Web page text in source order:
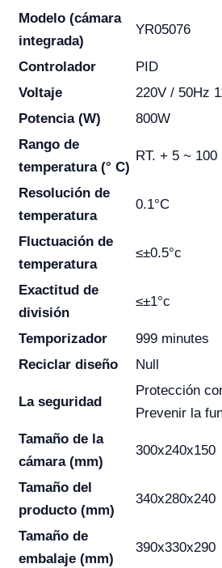
Modelo (cámara
integrada)
YR05076
Controlador
PID
Voltaje
220V / 50Hz
Potencia (W)
800W
Rango de
temperatura (° C)
RT. + 5 ~ 100
Resolución de
temperatura
0.1°C
Fluctuación de
temperatura
≤±0.5°c
Exactitud de
división
≤±1°c
Temporizador
999 minutes
Reciclar diseño
Null
La seguridad
Protección
Prevenir la
Tamaño de la
cámara (mm)
300x240x150
Tamaño del
producto (mm)
340x280x240
Tamaño de
embalaje (mm)
390x330x290